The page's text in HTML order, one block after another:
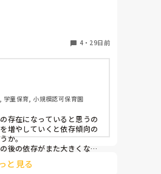
ょうか？等、一声かけると
安心していたのに離れて他
とびっくりしてしまうかも
合いをすると関係性も変わ
が、まだ2年目の先生で距
いのが原因なのか
い困っています。最初
困らせることが多かった
ばを離れると泣くように
離した方がいいのか悩ん
ドバイスが欲しいです。
4・ 29日前
童保育, 小規模認可保育園
存在になっていると思うの
増やしていくと依存傾向の
か。
後の依存がまた大きくなっ
配慮児がいて、試行錯誤中
と見る